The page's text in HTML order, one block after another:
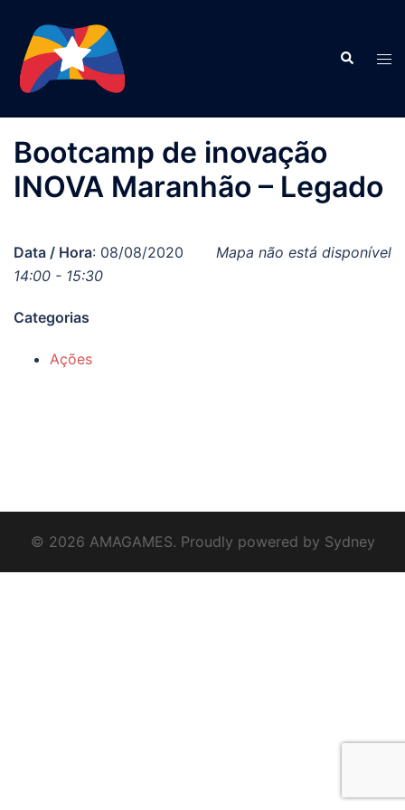
conteúdo
Search
Bootcamp de inovação
INOVA Maranhão – Legado
Mapa não está disponível
Data / Hora: 08/08/2020
14:00 - 15:30
Categorias
Ações
© 2026 AMAGAMES. Proudly powered by Sydney